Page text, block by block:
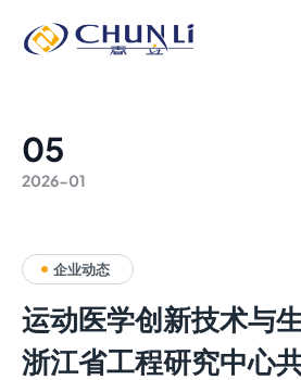
北
京
达
医
疗
份
有
公
05
2026-01
企业动态
运动医学创新技术与
浙江省工程研究中心